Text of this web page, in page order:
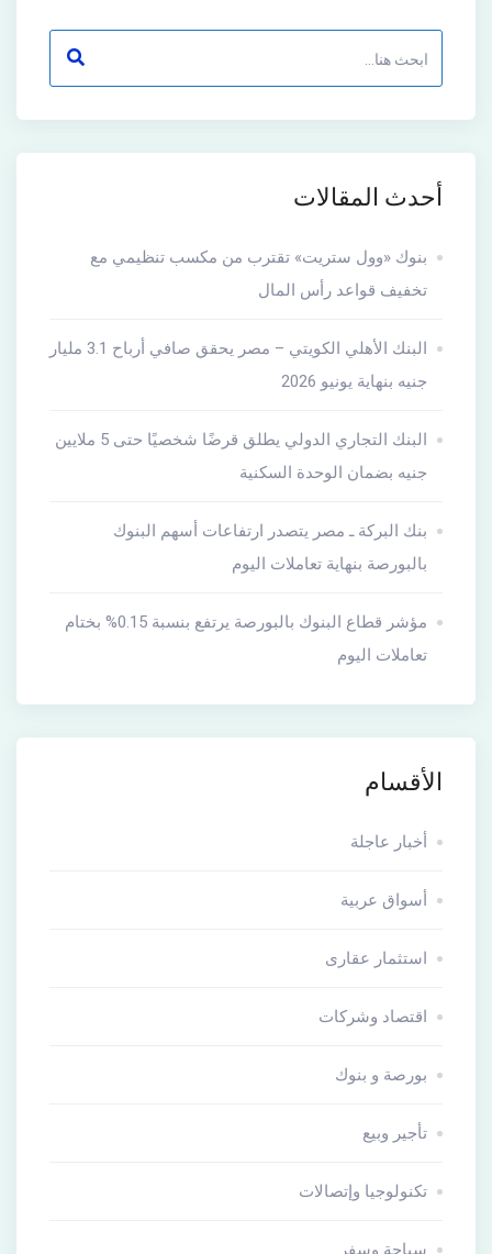
أحدث المقالات
بنوك «وول ستريت» تقترب من مكسب تنظيمي مع
تخفيف قواعد رأس المال
البنك الأهلي الكويتي – مصر يحقق صافي أرباح 3.1 مليار
جنيه بنهاية يونيو 2026
البنك التجاري الدولي يطلق قرضًا شخصيًا حتى 5 ملايين
جنيه بضمان الوحدة السكنية
بنك البركة ـ مصر يتصدر ارتفاعات أسهم البنوك
بالبورصة بنهاية تعاملات اليوم
مؤشر قطاع البنوك بالبورصة يرتفع بنسبة 0.15% بختام
تعاملات اليوم
الأقسام
أخبار عاجلة
أسواق عربية
استثمار عقارى
اقتصاد وشركات
بورصة و بنوك
تأجير وبيع
تكنولوجيا وإتصالات
سياحة وسفر